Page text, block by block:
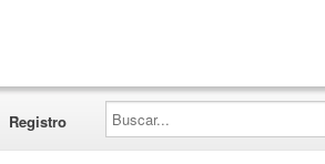
Registro
Buscar...